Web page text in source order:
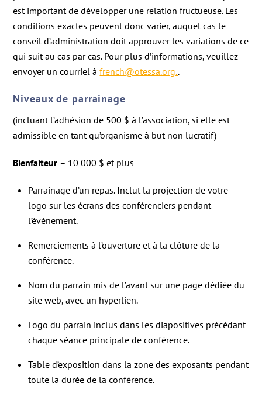
est important de développer une relation fructueuse. Les
conditions exactes peuvent donc varier, auquel cas le
conseil d’administration doit approuver les variations de ce
qui suit au cas par cas. Pour plus d’informations, veuillez
envoyer un courriel àfrench@otessa.org..
Niveaux de parrainage
(incluant l’adhésion de 500 $ à l’association, si elle est
admissible en tant qu’organisme à but non lucratif)
Bienfaiteur – 10 000 $ et plus
Parrainage d’un repas. Inclut la projection de votre
logo sur les écrans des conférenciers pendant
l’événement.
Remerciements à l’ouverture et à la clôture de la
conférence.
Nom du parrain mis de l’avant sur une page dédiée du
site web, avec un hyperlien.
Logo du parrain inclus dans les diapositives précédant
chaque séance principale de conférence.
Table d’exposition dans la zone des exposants pendant
toute la durée de la conférence.